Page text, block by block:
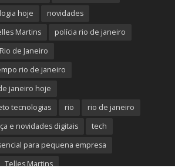
hoje
novidades
Martins
polícia rio de janeiro
de Janeiro
rio de janeiro
janeiro hoje
tecnologias
rio
rio de janeiro
e novidades digitais
tech
para pequena empresa
Telles Martins